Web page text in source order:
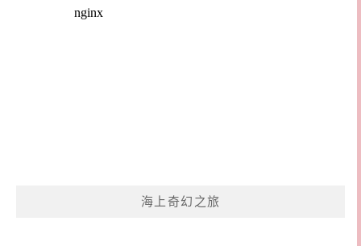
海上奇幻之旅